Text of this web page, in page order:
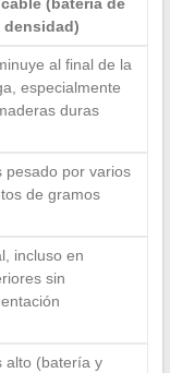
densidad)
al final de la
especialmente
duras
pesado por varios
de gramos
incluso en
sin
alto (batería y